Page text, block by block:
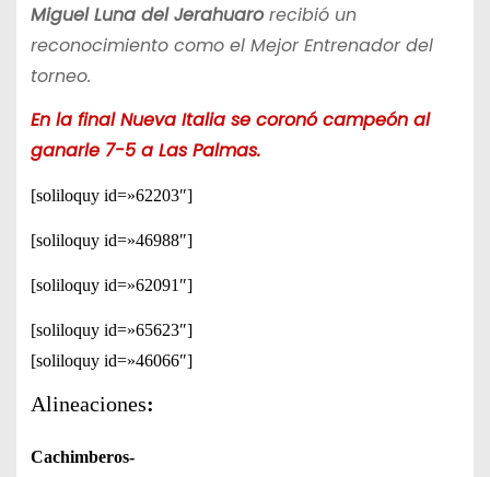
Miguel Luna del Jerahuarorecibió un
reconocimiento como el Mejor Entrenador del
torneo.
En la final Nueva Italia se coronó campeón al
ganarle 7-5 a Las Palmas.
[soliloquy id=»62203″]
[soliloquy id=»46988″]
[soliloquy id=»62091″]
[soliloquy id=»65623″]
[soliloquy id=»46066″]
Alineaciones:
Cachimberos-